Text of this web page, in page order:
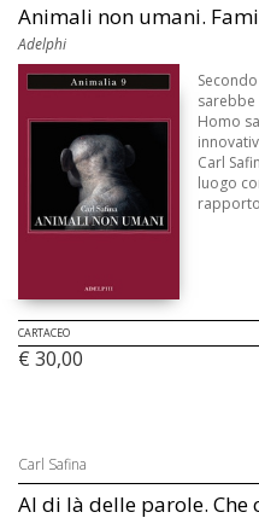
Animali non umani.
Adelphi
Homo
Carl
luogo
CARTACEO
€ 30,00
Carl Safina
Al di là delle parole. Che